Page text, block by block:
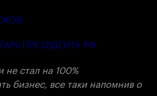
ПРЕЗИДЕНТА РФ
не стал на 100%
бизнес, все таки напомнив о